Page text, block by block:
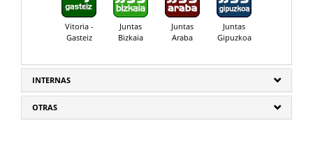
Vitoria -
Gasteiz
Juntas
Bizkaia
Juntas
Araba
Juntas
Gipuzkoa
INTERNAS
OTRAS